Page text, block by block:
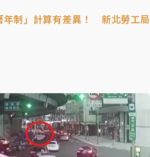
年制」計算有差異！ 新北勞工局